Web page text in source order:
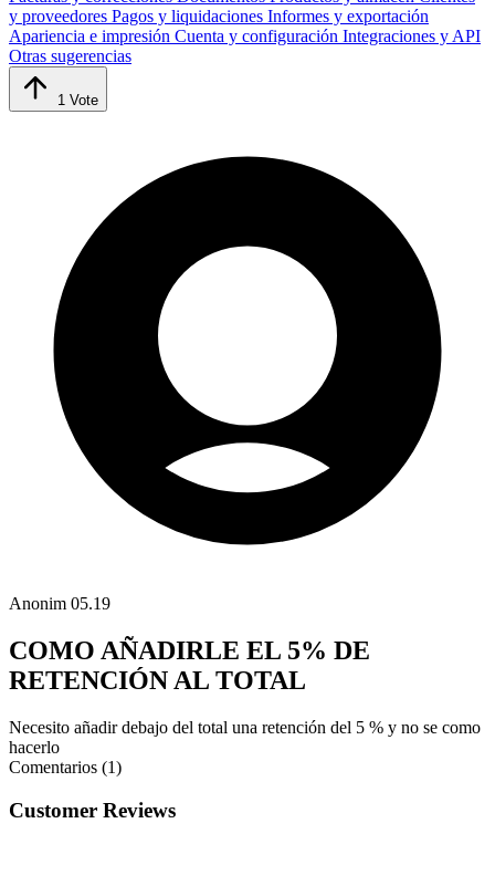
y proveedores Pagos y liquidaciones Informes y exportación
Apariencia e impresión Cuenta y configuración Integraciones y API
Otras sugerencias
1 Vote
Anonim 05.19
COMO AÑADIRLE EL 5% DE
RETENCIÓN AL TOTAL
Necesito añadir debajo del total una retención del 5 % y no se como
hacerlo
Comentarios (1)
Customer Reviews